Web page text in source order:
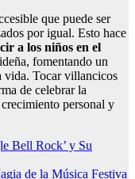
que puede ser
por igual. Esto hace
a los niños en el
fomentando un
vida. Tocar villancicos
de celebrar la
personal y
Bell Rock’ y Su
de la Música Festiva